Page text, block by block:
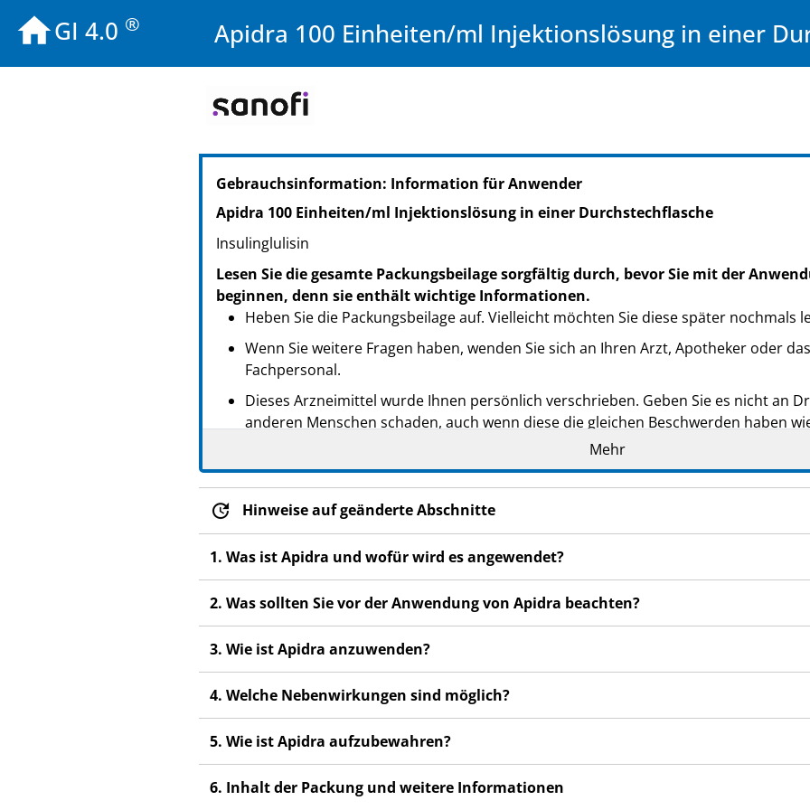
GI 4.0 ® Apidra 100 Einheiten/ml Injektionslösung in einer
PZN: 00175165
PPN: 110017516546
NTIN: 04150001751657
Gebrauchsinformation: Information für Anwender
Apidra 100 Einheiten/ml Injektionslösung in einer Durchstechflasche
Insulinglulisin
Lesen Sie die gesamte Packungsbeilage sorgfältig durch, bevor Sie mit der
beginnen, denn sie enthält wichtige Informationen.
Heben Sie die Packungsbeilage auf. Vielleicht möchten Sie diese später nochmals
Wenn Sie weitere Fragen haben, wenden Sie sich an Ihren Arzt, Apotheker oder
Fachpersonal.
Dieses Arzneimittel wurde Ihnen persönlich verschrieben. Geben Sie es nicht an
anderen Menschen schaden, auch wenn diese die gleichen Beschwerden haben
Wenn Sie Nebenwirkungen bemerken, wenden Sie sich an Ihren Arzt, Apotheker
Fachpersonal. Dies gilt auch für Nebenwirkungen, die nicht in dieser
Mehr
Hinweise auf geänderte Abschnitte
1. Was ist Apidra und wofür wird es angewendet?
2. Was sollten Sie vor der Anwendung von Apidra beachten?
3. Wie ist Apidra anzuwenden?
4. Welche Nebenwirkungen sind möglich?
5. Wie ist Apidra aufzubewahren?
6. Inhalt der Packung und weitere Informationen